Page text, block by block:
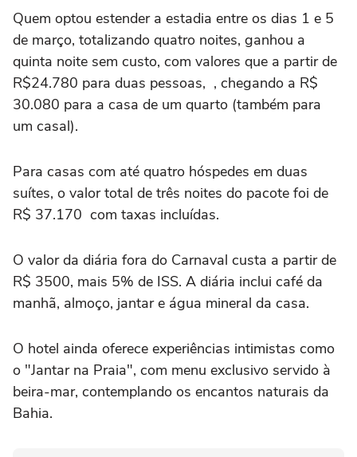
Quem optou estender a estadia entre os dias 1 e 5
de março, totalizando quatro noites, ganhou a
quinta noite sem custo, com valores que a partir de
R$24.780 para duas pessoas, , chegando a R$
30.080 para a casa de um quarto (também para
um casal).
Para casas com até quatro hóspedes em duas
suítes, o valor total de três noites do pacote foi de
R$ 37.170 com taxas incluídas.
O valor da diária fora do Carnaval custa a partir de
R$ 3500, mais 5% de ISS. A diária inclui café da
manhã, almoço, jantar e água mineral da casa.
O hotel ainda oferece experiências intimistas como
o "Jantar na Praia", com menu exclusivo servido à
beira-mar, contemplando os encantos naturais da
Bahia.